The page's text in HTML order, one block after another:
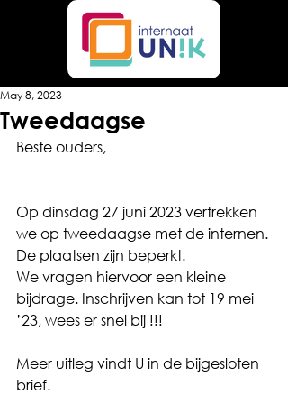
Tweedaagse
May 8, 2023
Beste ouders,
Op dinsdag 27 juni 2023 vertrekken
we op tweedaagse met de internen.
De plaatsen zijn beperkt.
We vragen hiervoor een kleine
bijdrage. Inschrijven kan tot 19 mei
’23, wees er snel bij !!!
Meer uitleg vindt U in de bijgesloten
brief.